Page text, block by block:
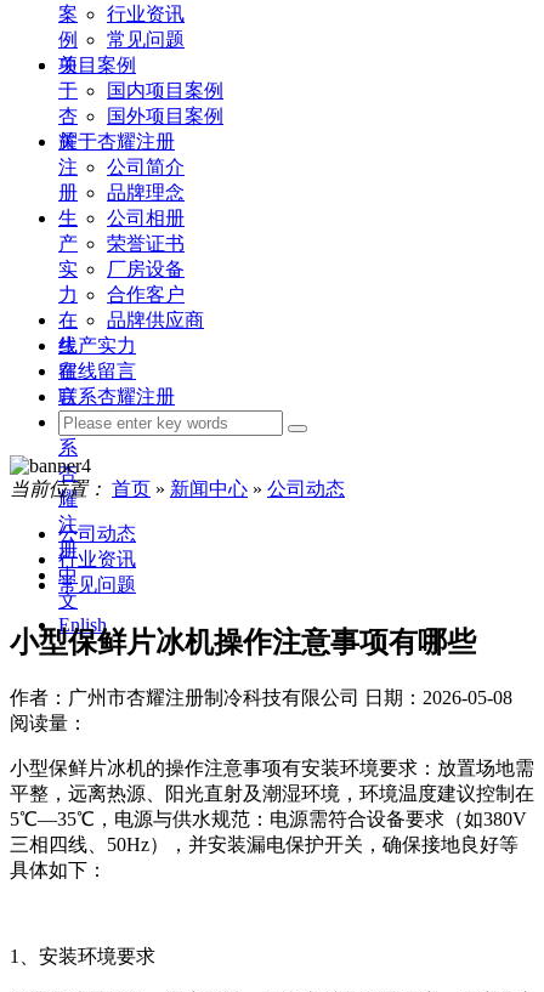
案
例
关
于
杏
耀
注
册
生
产
实
力
在
线
留
言
联
系
杏
耀
注
册
中
文
Enlish
行业资讯
常见问题
项目案例
国内项目案例
国外项目案例
关于杏耀注册
公司简介
品牌理念
公司相册
荣誉证书
厂房设备
合作客户
品牌供应商
生产实力
在线留言
联系杏耀注册
当前位置： 首页 » 新闻中心 » 公司动态
公司动态
行业资讯
常见问题
小型保鲜片冰机操作注意事项有哪些
作者：广州市杏耀注册制冷科技有限公司
日期：2026-05-08
阅读量：
小型保鲜片冰机的操作注意事项有安装环境要求：放置场地需
平整，远离热源、阳光直射及潮湿环境，环境温度建议控制在
5℃—35℃，电源与供水规范：电源需符合设备要求（如380V
三相四线、50Hz），并安装漏电保护开关，确保接地良好等
具体如下：
1、安装环境要求